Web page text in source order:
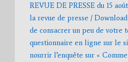
REVUE DE PRESSE du 15
la revue de presse /
de consacrer un peu de votre
questionnaire en ligne sur le
nourrir l’enquête sur «